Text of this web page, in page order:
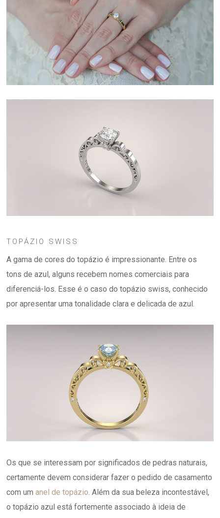
TOPÁZIO SWISS
A gama de cores do topázio é impressionante. Entre os
tons de azul, alguns recebem nomes comerciais para
diferenciá-los. Esse é o caso do topázio swiss, conhecido
por apresentar uma tonalidade clara e delicada de azul.
Os que se interessam por significados de pedras naturais,
certamente devem considerar fazer o pedido de casamento
com umanel de topázio. Além da sua beleza incontestável,
o topázio azul está fortemente associado à ideia de